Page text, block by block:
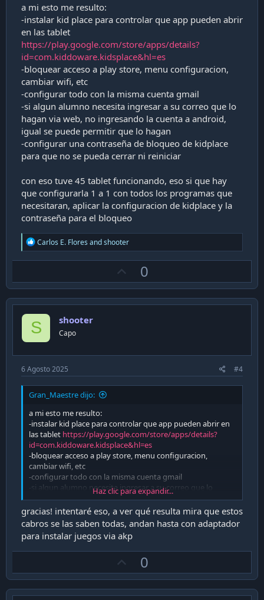
a mi esto me resulto:
-instalar kid place para controlar que app pueden abrir
en las tablet
https://play.google.com/store/apps/details?
id=com.kiddoware.kidsplace&hl=es
-bloquear acceso a play store, menu configuracion,
cambiar wifi, etc
-configurar todo con la misma cuenta gmail
-si algun alumno necesita ingresar a su correo que lo
hagan via web, no ingresando la cuenta a android,
igual se puede permitir que lo hagan
-configurar una contraseña de bloqueo de kidplace
para que no se pueda cerrar ni reiniciar
con eso tuve 45 tablet funcionando, eso si que hay
que configurarla 1 a 1 con todos los programas que
necesitaran, aplicar la configuracion de kidplace y la
contraseña para el bloqueo
R
e
a
i
o
n
s
:
Carlos E. Flores andshooter
p
v
0
S shooter
Capo
6 Agosto 2025 #4
Gran_Maestre dijo:
a mi esto me resulto:
-instalar kid place para controlar que app pueden abrir en
las tablet https://play.google.com/store/apps/details?
id=com.kiddoware.kidsplace&hl=es
-bloquear acceso a play store, menu configuracion,
cambiar wifi, etc
-configurar todo con la misma cuenta gmail
-si algun alumno necesita ingresar a su correo que lo
hagan via web, no ingresando la cuenta a android, igual se
puede permitir que lo hagan
-configurar una contraseña de bloqueo de kidplace para
que no se pueda cerrar ni reiniciar
con eso tuve 45 tablet funcionando, eso si que hay que
configurarla 1 a 1 con todos los programas que
necesitaran, aplicar la configuracion de kidplace y la
contraseña para el bloqueo
Haz clic para expandir...
gracias! intentaré eso, a ver qué resulta mira que estos
cabros se las saben todas, andan hasta con adaptador
para instalar juegos via akp
p
v
0